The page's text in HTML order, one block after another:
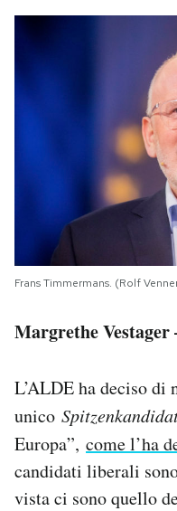
Frans Timmermans. (Rolf
Margrethe Vestager
L’ALDE ha deciso di
unico
Europa”, come l’ha
candidati liberali
vista ci sono quello